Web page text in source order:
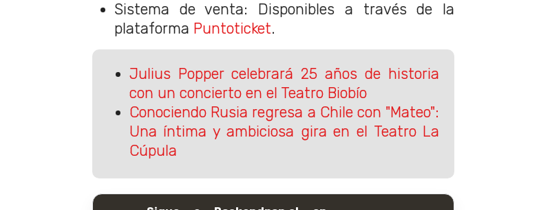
Sistema de venta: Disponibles a través de la
plataforma Puntoticket.
Julius Popper celebrará 25 años de historia
con un concierto en el Teatro Biobío
Conociendo Rusia regresa a Chile con "Mateo":
Una íntima y ambiciosa gira en el Teatro La
Cúpula​